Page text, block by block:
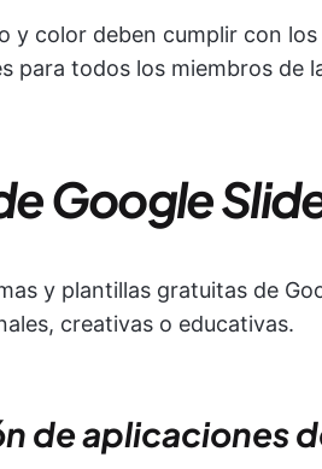
y color deben cumplir con
para todos los miembros de
Google
y plantillas gratuitas de
creativas o educativas.
de aplicaciones